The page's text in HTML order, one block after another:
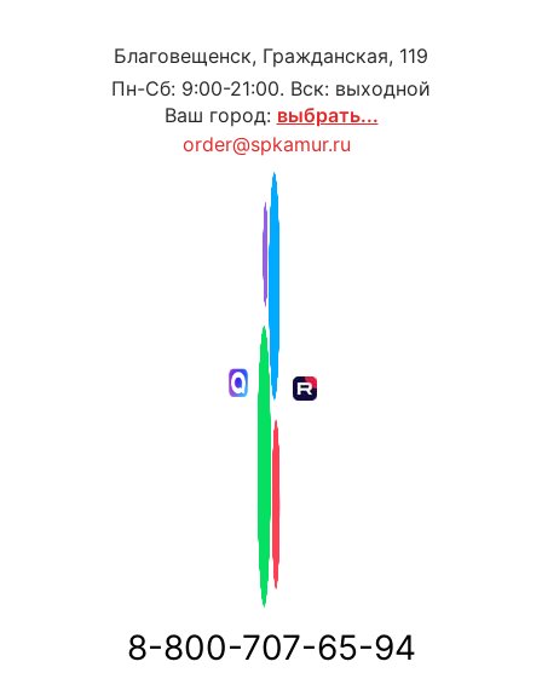
Благовещенск, Гражданская, 119
Пн-Сб: 9:00-21:00. Вск: выходной
Ваш город: выбрать...
order@spkamur.ru
8-800-707-65-94